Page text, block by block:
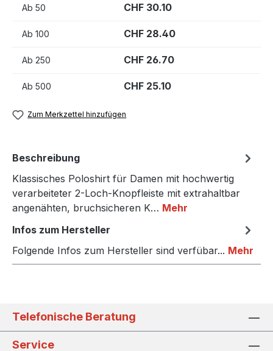
Ab 50 CHF 30.10
Ab 100 CHF 28.40
Ab 250 CHF 26.70
Ab 500 CHF 25.10
Zum Merkzettel hinzufügen
Beschreibung
Klassisches Poloshirt für Damen mit hochwertig
verarbeiteter 2-Loch-Knopfleiste mit extrahaltbar
angenähten, bruchsicheren K… Mehr
Infos zum Hersteller
Folgende Infos zum Hersteller sind verfübar... Mehr
Telefonische Beratung
Service